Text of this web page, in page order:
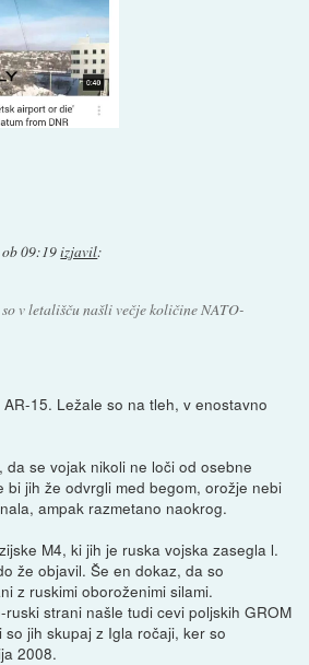
09:19izjavil:
v letališču našli večje količine NATO-
15. Ležale so na tleh, v enostavno
da se vojak nikoli ne loči od osebne
bi jih že odvrgli med begom, orožje nebi
ampak razmetano naokrog.
M4, ki jih je ruska vojska zasegla l.
že objavil. Še en dokaz, da so
z ruskimi oboroženimi silami.
strani našle tudi cevi poljskih GROM
so jih skupaj z Igla ročaji, ker so
2008.